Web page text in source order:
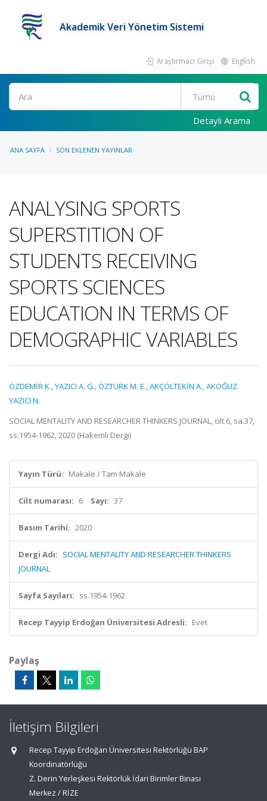
Akademik Veri Yönetim Sistemi
Araştırmacı Girişi English
Ara
Detaylı Arama
ANA SAYFA SON EKLENEN YAYINLAR
ANALYSING SPORTS
SUPERSTITION OF
STUDENTS RECEIVING
SPORTS SCIENCES
EDUCATION IN TERMS OF
DEMOGRAPHIC VARIABLES
ÖZDEMİR K.,YAZICI A. G.,ÖZTÜRK M. E.,AKÇÖLTEKİN A.,AKOĞUZ
YAZICI N.
SOCIAL MENTALITY AND RESEARCHER THINKERS JOURNAL, cilt.6, sa.37,
ss.1954-1962, 2020 (Hakemli Dergi)
Yayın Türü: Makale / Tam Makale
Cilt numarası: 6 Sayı: 37
Basım Tarihi: 2020
Dergi Adı: SOCIAL MENTALITY AND RESEARCHER THINKERS
JOURNAL
Sayfa Sayıları: ss.1954-1962
Recep Tayyip Erdoğan Üniversitesi Adresli: Evet
Paylaş
İletişim Bilgileri
Recep Tayyip Erdoğan Üniversitesi Rektörlüğü BAP
Koordinatörlüğü
Z. Derin Yerleşkesi Rektörlük İdari Birimler Binası
Merkez / RİZE